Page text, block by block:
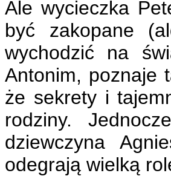
Ale wycieczka
być zakopane
wychodzić na
Antonim, poznaje
że sekrety i
rodziny.
dziewczyna
odegrają wielką